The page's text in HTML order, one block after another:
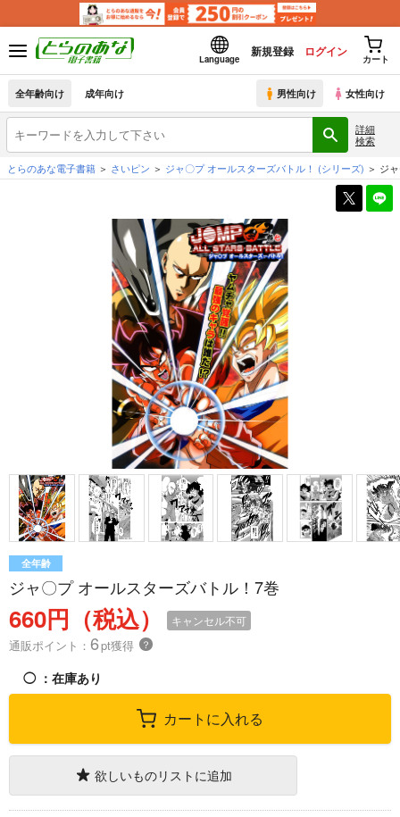
Language
新規登録 ログイン
カート
全年齢向け 成年向け 男性向け 女性向け
詳細
検索
とらのあな電子書籍
さいピン ジャ〇プ オールスターズバトル！ (シリーズ) ジ
全年齢
ジャ〇プ オールスターズバトル！7巻
660円（税込） キャンセル不可
通販ポイント： 6pt獲得 ？
◯ ：在庫あり
カートに入れる
欲しいものリストに追加